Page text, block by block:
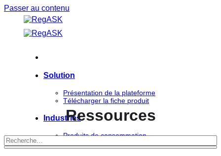
Passer au contenu
Solution
Présentation de la plateforme
Télécharger la fiche produit
Industries
Produits de consommation
Ressources